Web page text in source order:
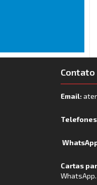
Contato
Email:
Cartas
WhatsApp.